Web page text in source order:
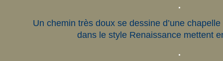
.
Un chemin très doux se dessine d’une
dans le style Renaissance mettent
.